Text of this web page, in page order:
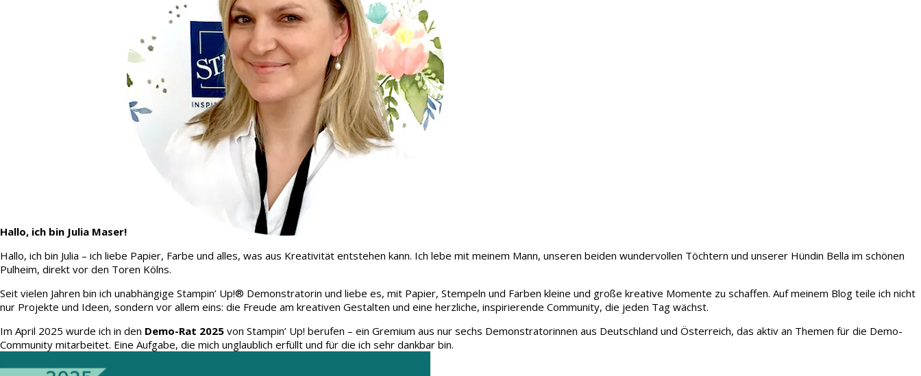
Hallo, ich bin Julia Maser!
Hallo, ich bin Julia – ich liebe Papier, Farbe und alles, was aus Kreativität entstehen kann. Ich lebe mit meinem Mann, unseren beiden wundervollen Töchtern und unserer Hündin Bella im schönen
Pulheim, direkt vor den Toren Kölns.
Seit vielen Jahren bin ich unabhängige Stampin’ Up!® Demonstratorin und liebe es, mit Papier, Stempeln und Farben kleine und große kreative Momente zu schaffen. Auf meinem Blog teile ich nicht
nur Projekte und Ideen, sondern vor allem eins: die Freude am kreativen Gestalten und eine herzliche, inspirierende Community, die jeden Tag wächst.
Im April 2025 wurde ich in den Demo-Rat 2025 von Stampin’ Up! berufen – ein Gremium aus nur sechs Demonstratorinnen aus Deutschland und Österreich, das aktiv an Themen für die Demo-
Community mitarbeitet. Eine Aufgabe, die mich unglaublich erfüllt und für die ich sehr dankbar bin.